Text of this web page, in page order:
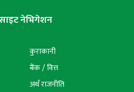
नेभिगेशन
कुराकानी
बैंक / वित्त
अर्थ राजनीति